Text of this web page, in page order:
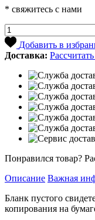
* свяжитесь с нами
Добавить в
Доставка:
Понравился товар?
Описание Важная
Бланк пустого
копирования на